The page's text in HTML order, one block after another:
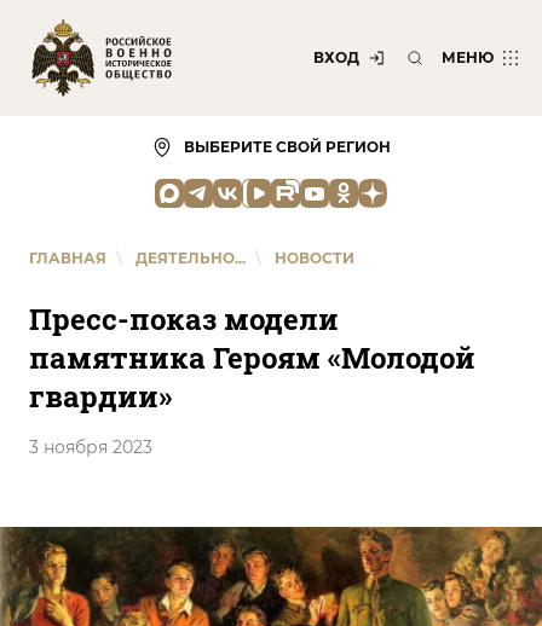
ВХОД МЕНЮ
ВЫБЕРИТЕ СВОЙ РЕГИОН
ГЛАВНАЯ \ ДЕЯТЕЛЬНО... \ НОВОСТИ
Пресс-показ модели
памятника Героям «Молодой
гвардии»
3 ноября 2023